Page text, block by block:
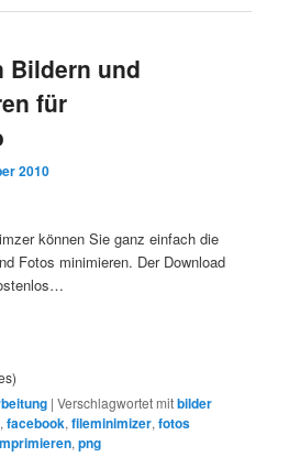
Bildern und
für
2010
können Sie ganz einfach die
Fotos minimieren. Der Download
|Verschlagwortet mitbilder
,facebook,fileminimizer,fotos
,png